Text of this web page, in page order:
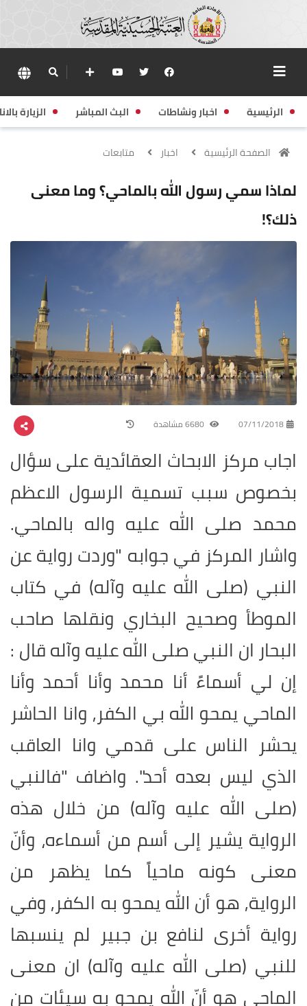
الرئيسية اخبار ونشاطات البث المباشر الزيارة
الصفحة الرئيسية اخبار متابعات
لماذا سمي رسول الله بالماحي؟ وما معنى
ذلك؟!
07/11/2018
اجاب مركز الابحاث العقائدية على سؤال
بخصوص سبب تسمية الرسول الاعظم
محمد صلى الله عليه واله بالماحي.
واشار المركز في جوابه "وردت رواية عن
النبي (صلى الله عليه وآله) في كتاب
الموطأ وصحيح البخاري ونقلها صاحب
البحار ان النبي صلى الله عليه وآله قال :
إن لي أسماءً أنا محمد وأنا أحمد وأنا
الماحي يمحو الله بي الكفر, وانا الحاشر
يحشر الناس على قدمي وانا العاقب
الذي ليس بعده أحد". واضاف "فالنبي
(صلى الله عليه وآله) من خلال هذه
الرواية يشير إلى أسم من أسماءه، وأنّ
معنى كونه ماحياً كما يظهر من
الرواية, هو أن الله يمحو به الكفر, وفي
رواية أخرى لنافع بن جبير لم ينسبها
للنبي (صلى الله عليه وآله) ان معنى
الماحي هو أنّ الله يمحو به سيئات من